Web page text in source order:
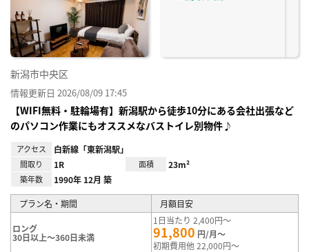
新潟市中央区
情報更新日 2026/08/09 17:45
【WIFI無料・駐輪場有】新潟駅から徒歩10分にある会社出張など
のパソコン作業にもオススメなバストイレ別物件♪
アクセス 白新線「東新潟駅」
間取り 1R 面積 23m²
築年数 1990年 12月 築
プラン名・期間 月額目安
ロング
30日以上～360日未満
1日当たり 2,400円～
91,800 円/月～
初期費用他 22,000円～